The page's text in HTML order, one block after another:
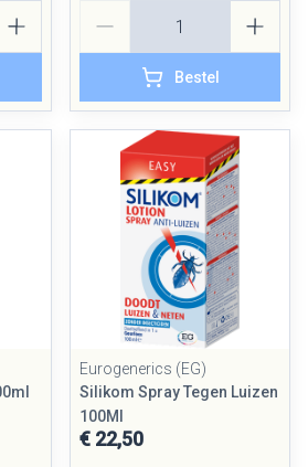
Bestel
Eurogenerics (EG)
Silikom Spray Tegen Luizen
100Ml
€ 22,50